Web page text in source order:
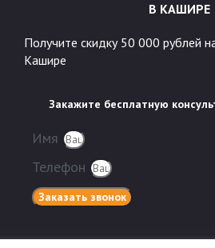
В КАШИРЕ
Получите скидку 50 000 рублей
Кашире
Закажите бесплатную
Имя
Телефон
Заказать звонок